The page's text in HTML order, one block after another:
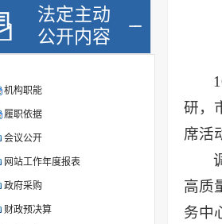
法定主动
公开内容
机构职能
履职依据
会议公开
网站工作年度报表
政府采购
财政预决算
研，
席活
高质
务中